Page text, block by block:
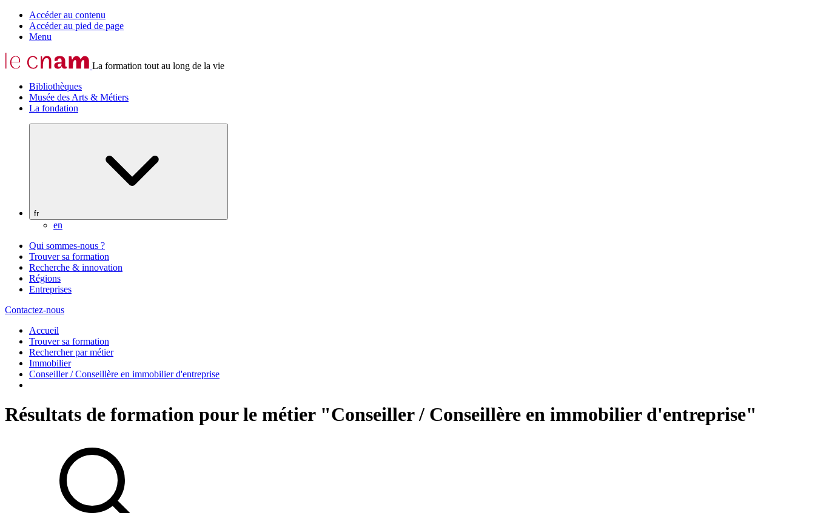
Accéder au contenu
Accéder au pied de page
Menu
La formation tout au long de la vie
Bibliothèques
Musée des Arts & Métiers
La fondation
fr
en
Qui sommes-nous ?
Trouver sa formation
Recherche & innovation
Régions
Entreprises
Contactez-nous
Accueil
Trouver sa formation
Rechercher par métier
Immobilier
Conseiller / Conseillère en immobilier d'entreprise
Résultats de formation pour le métier "Conseiller / Conseillère en immobilier d'entreprise"